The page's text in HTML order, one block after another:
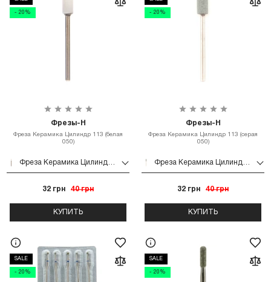
- 20%
Фрезы-Н
Фреза Керамика Цилиндр 113 (белая
050)
32 грн 40 грн
КУПИТЬ
- 20%
Фрезы-Н
Фреза Керамика Цилиндр 113 (серая
050)
32 грн 40 грн
КУПИТЬ
SALE
- 20%
SALE
- 20%